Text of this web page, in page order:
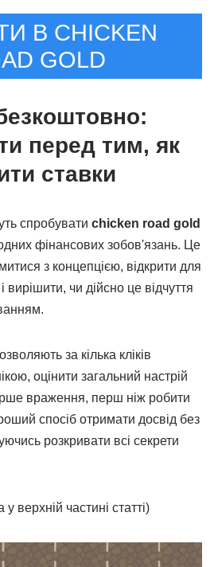
В CHICKEN
GOLD
перед тим, як
ставки
спробувати chicken road gold
фінансових зобов'язань. Це
з концепцією, відкрити для
і вирішити, чи дійсно це відчуття
за кілька кліків
оцінити загальний настрій
враження, перш ніж робити
спосіб отримати досвід без
розкривати всі секрети
верхній частині статті)